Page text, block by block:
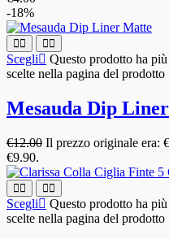
-18%
Scegli
Questo prodotto ha
scelte nella pagina del prodotto
Mesauda Dip
€12.00 Il prezzo originale era:
€9.90.
Scegli
Questo prodotto ha
scelte nella pagina del prodotto